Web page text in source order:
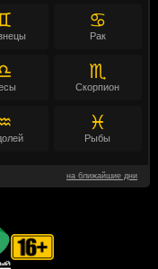
♋
Рак
♏
Скорпион
♓
Рыбы
на ближайшие дни